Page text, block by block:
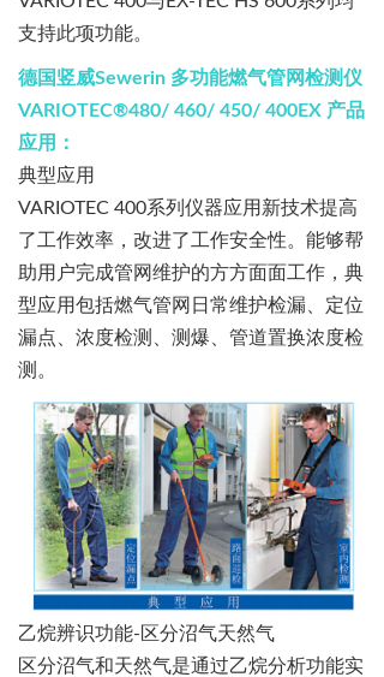
支持此项功能。
德国竖威Sewerin 多功能燃气管网检测仪
VARIOTEC®480/ 460/ 450/ 400EX 产品
应用：
典型应用
VARIOTEC 400系列仪器应用新技术提高
了工作效率，改进了工作安全性。能够帮
助用户完成管网维护的方方面面工作，典
型应用包括燃气管网日常维护检漏、定位
漏点、浓度检测、测爆、管道置换浓度检
测。
乙烷辨识功能-区分沼气天然气
区分沼气和天然气是通过乙烷分析功能实